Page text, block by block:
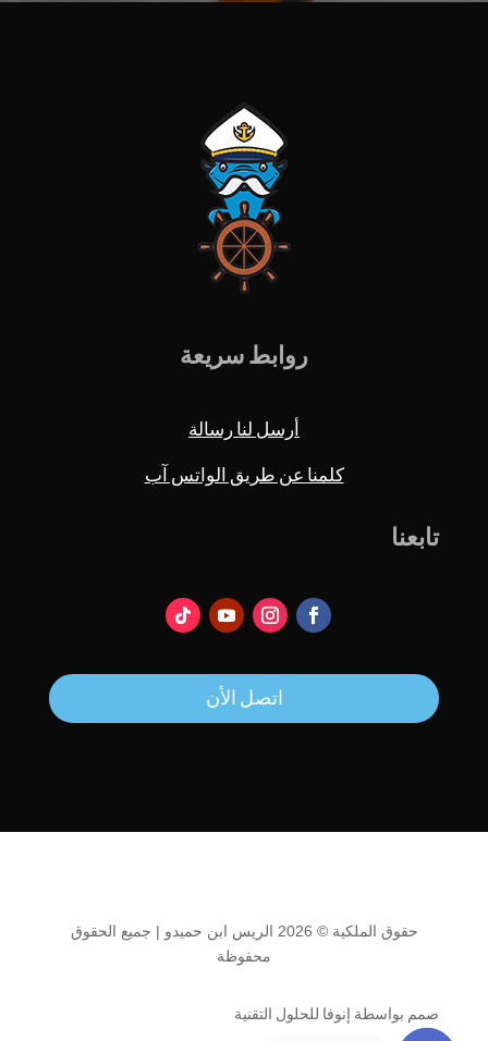
روابط سريعة
أرسل لنا رسالة
كلمنا عن طريق الواتس آب
تابعنا
اتصل الأن
حقوق الملكية © 2026 الريس ابن حميدو | جميع الحقوق
محفوظة
صمم بواسطة إنوفا للحلول التقنية